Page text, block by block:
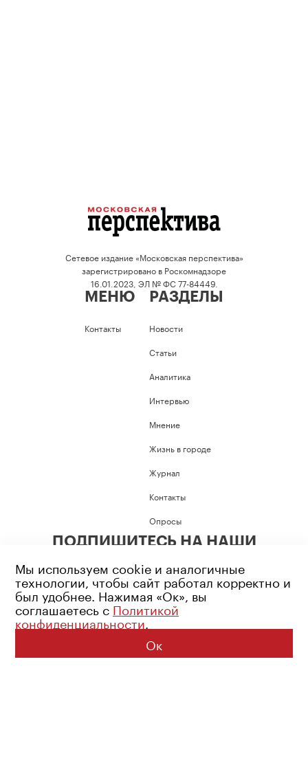
Сетевое издание «Московская перспектива»
зарегистрировано в Роскомнадзоре
16.01.2023, ЭЛ № ФС 77-84449.
МЕНЮ
Контакты
РАЗДЕЛЫ
Новости
Статьи
Аналитика
Интервью
Мнение
Жизнь в городе
Журнал
Контакты
Опросы
ПОДПИШИТЕСЬ НА НАШИ
Возрастное ограничение: 16+
Политика конфиденциальности
© 2026 Все права защищены
Мы используем cookie и аналогичные
технологии, чтобы сайт работал корректно и
был удобнее. Нажимая «Ок», вы
соглашаетесь с Политикой
конфиденциальности.
Ок